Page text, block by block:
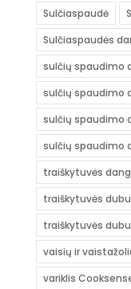
Sulčiaspaudė
Sulčiaspaudės
sulčių spaudimo
sulčių spaudimo
sulčių spaudimo
sulčių spaudimo
traiškytuvės
traiškytuvės
traiškytuvės
vaisių ir
variklis